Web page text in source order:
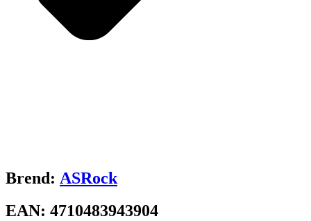
Brend: ASRock
EAN: 4710483943904